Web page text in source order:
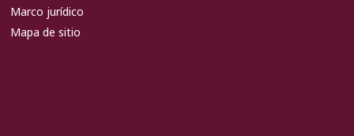
Marco jurídico
Mapa de sitio